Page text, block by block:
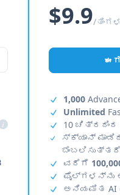
i
$9.9/
1,000
Unlimited
10
ಸ್ಕ್ಯಾನ್
ಬೆಂಬಲಿಸುತ್ತದೆ
ವರೆಗೆ
ಫೈಲ್‌ಗಳನ್ನು
ಅನಿಯಮಿತ AI